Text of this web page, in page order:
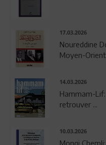
17.03.2026
Noureddine
Moyen-
14.03.2026
Hammam-
retrouver ...
10.03.2026